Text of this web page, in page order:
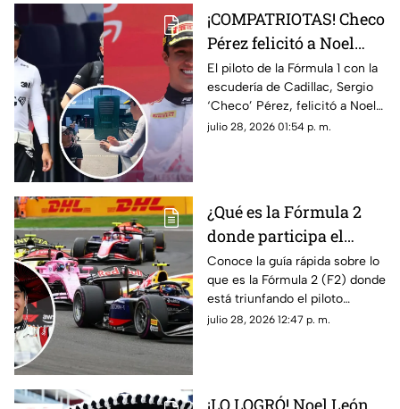
¡COMPATRIOTAS! Checo
Pérez felicitó a Noel
León por su victoria en
el GP de Hungría; esto
fue lo que dijo el de
Cadillac
El piloto de la Fórmula 1 con la
escudería de Cadillac, Sergio
‘Checo’ Pérez, felicitó a Noel
León luego de su triunfo en el
julio 28, 2026 01:54 p. m.
¿Qué es la Fórmula 2
donde participa el
mexicano Noel León?
Lo que debes saber
Conoce la guía rápida sobre lo
que es la Fórmula 2 (F2) donde
está triunfando el piloto
mexicano de 21 años, Noel
julio 28, 2026 12:47 p. m.
¡LO LOGRÓ! Noel León